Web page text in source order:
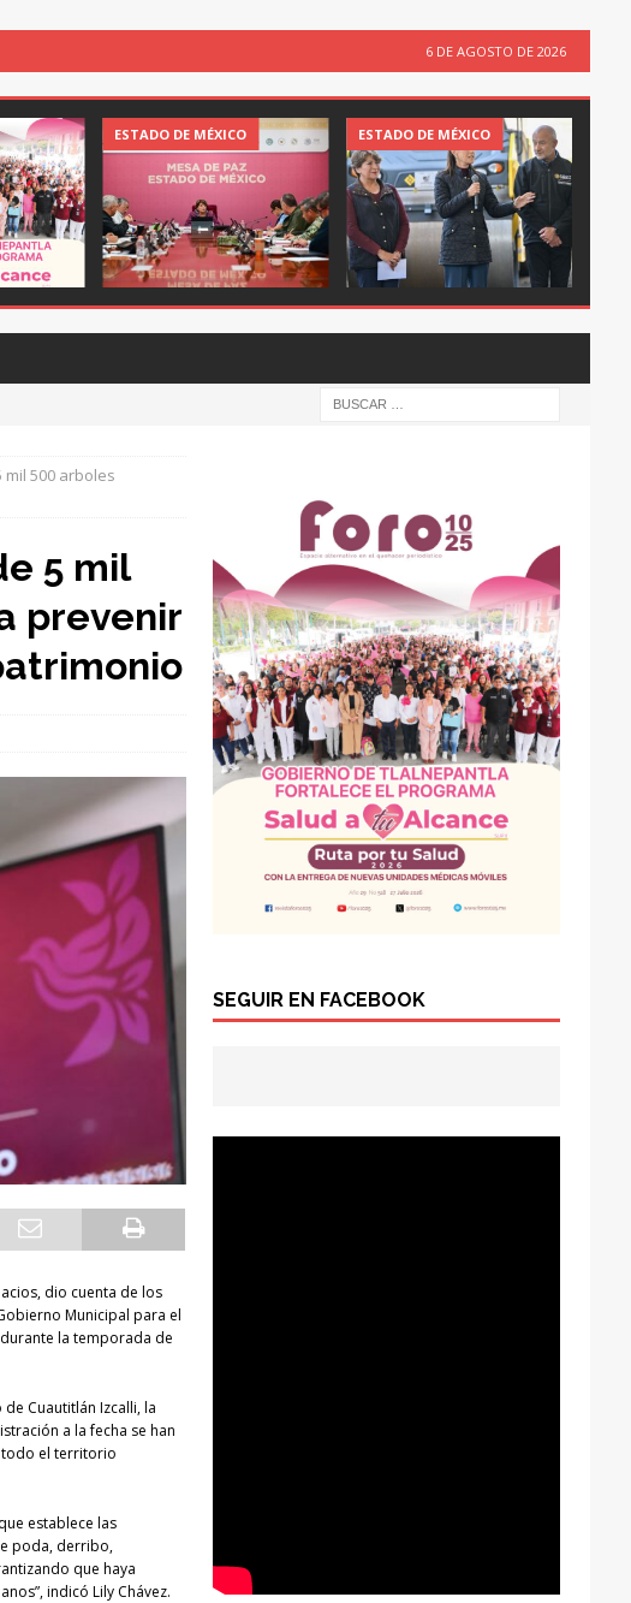
6 DE AGOSTO DE 2026
ESTADO DE MÉXICO ESTADO DE MÉXICO
mil 500 arboles
5 mil
prevenir
dio cuenta de los
Municipal para el
la temporada de
Cuautitlán Izcalli, la
a la fecha se han
todo el territorio
establece las
poda, derribo,
que haya
indicó Lily Chávez.
SEGUIR EN FACEBOOK